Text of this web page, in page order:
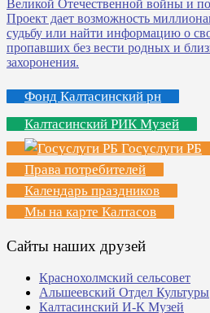
Фонд Калтасинский рн
Калтасинский РИК Музей
Госуслуги РБ
Права потребителей
Календарь праздников
Мы на карте Калтасов
Сайты наших друзей
Краснохолмский сельсовет
Альшеевский Отдел Культуры
Калтасинский И-К Музей